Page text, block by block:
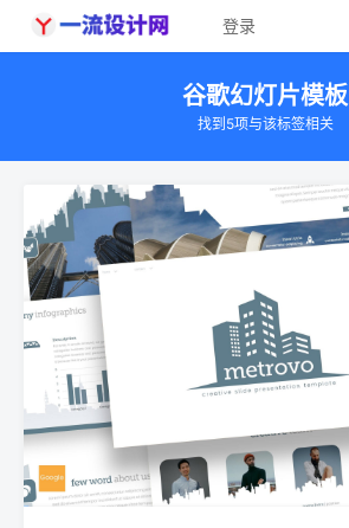
登录
谷歌幻灯片模板
找到5项与该标签相关